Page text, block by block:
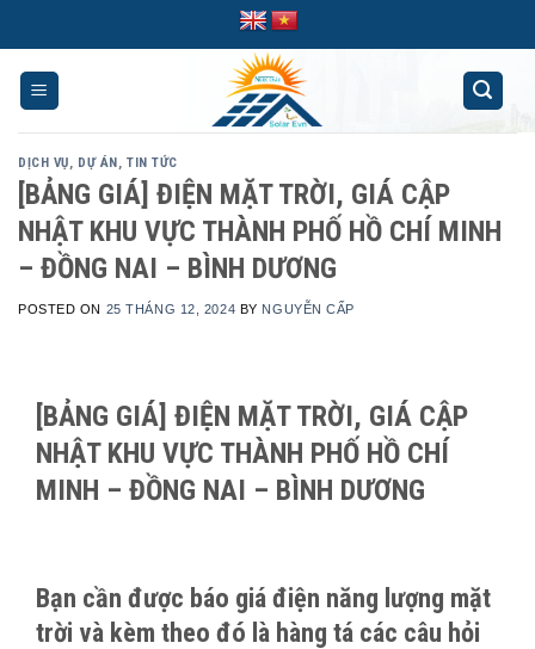
content
DỊCH VỤ, DỰ ÁN, TIN TỨC
[BẢNG GIÁ] ĐIỆN MẶT TRỜI, GIÁ CẬP
NHẬT KHU VỰC THÀNH PHỐ HỒ CHÍ MINH
– ĐỒNG NAI – BÌNH DƯƠNG
POSTED ON 25 THÁNG 12, 2024 BY NGUYỄN CẤP
[BẢNG GIÁ] ĐIỆN MẶT TRỜI, GIÁ CẬP
NHẬT KHU VỰC THÀNH PHỐ HỒ CHÍ
MINH – ĐỒNG NAI – BÌNH DƯƠNG
Bạn cần được báo giá điện năng lượng mặt
trời và kèm theo đó là hàng tá các câu hỏi